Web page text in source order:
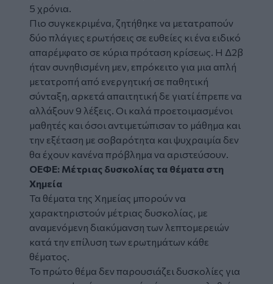
5 χρόνια.
Πιο συγκεκριμένα, ζητήθηκε να μετατραπούν
δύο πλάγιες ερωτήσεις σε ευθείες κι ένα ειδικό
απαρέμφατο σε κύρια πρόταση κρίσεως. Η Δ2β
ήταν συνηθισμένη μεν, επρόκειτο για μια απλή
μετατροπή από ενεργητική σε παθητική
σύνταξη, αρκετά απαιτητική δε γιατί έπρεπε να
αλλάξουν 9 λέξεις. Οι καλά προετοιμασμένοι
μαθητές και όσοι αντιμετώπισαν το μάθημα και
την εξέταση με σοβαρότητα και ψυχραιμία δεν
θα έχουν κανένα πρόβλημα να αριστεύσουν.
ΟΕΦΕ: Μέτριας δυσκολίας τα θέματα στη
Χημεία
Τα θέματα της Χημείας μπορούν να
χαρακτηριστούν μέτριας δυσκολίας, με
αναμενόμενη διακύμανση των λεπτομερειών
κατά την επίλυση των ερωτημάτων κάθε
θέματος.
Το πρώτο θέμα δεν παρουσιάζει δυσκολίες για